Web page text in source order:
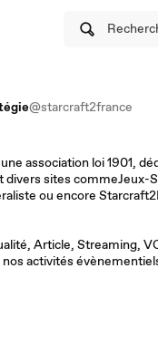
@starcraft2france
association loi 1901,
divers sites commeJeux-
dédié à
Article, Streaming,
activités